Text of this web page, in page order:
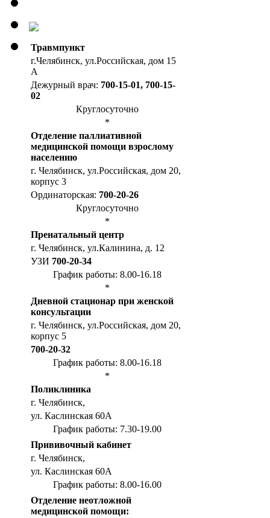
Травмпункт
г.Челябинск, ул.Российская, дом 15
А
Дежурный врач: 700-15-01, 700-15-
02
Круглосуточно
*
Отделение паллиативной
медицинской помощи взрослому
населению
г. Челябинск, ул.Российская, дом 20,
корпус 3
Ординаторская: 700-20-26
Круглосуточно
*
Пренатальный центр
г. Челябинск, ул.Калинина, д. 12
УЗИ 700-20-34
График работы: 8.00-16.18
*
Дневной стационар при женской
консультации
г. Челябинск, ул.Российская, дом 20,
корпус 5
700-20-32
График работы: 8.00-16.18
*
Поликлиника
г. Челябинск,
ул. Каслинская 60А
График работы: 7.30-19.00
Прививочный кабинет
г. Челябинск,
ул. Каслинская 60А
График работы: 8.00-16.00
Отделение неотложной
медицинской помощи: